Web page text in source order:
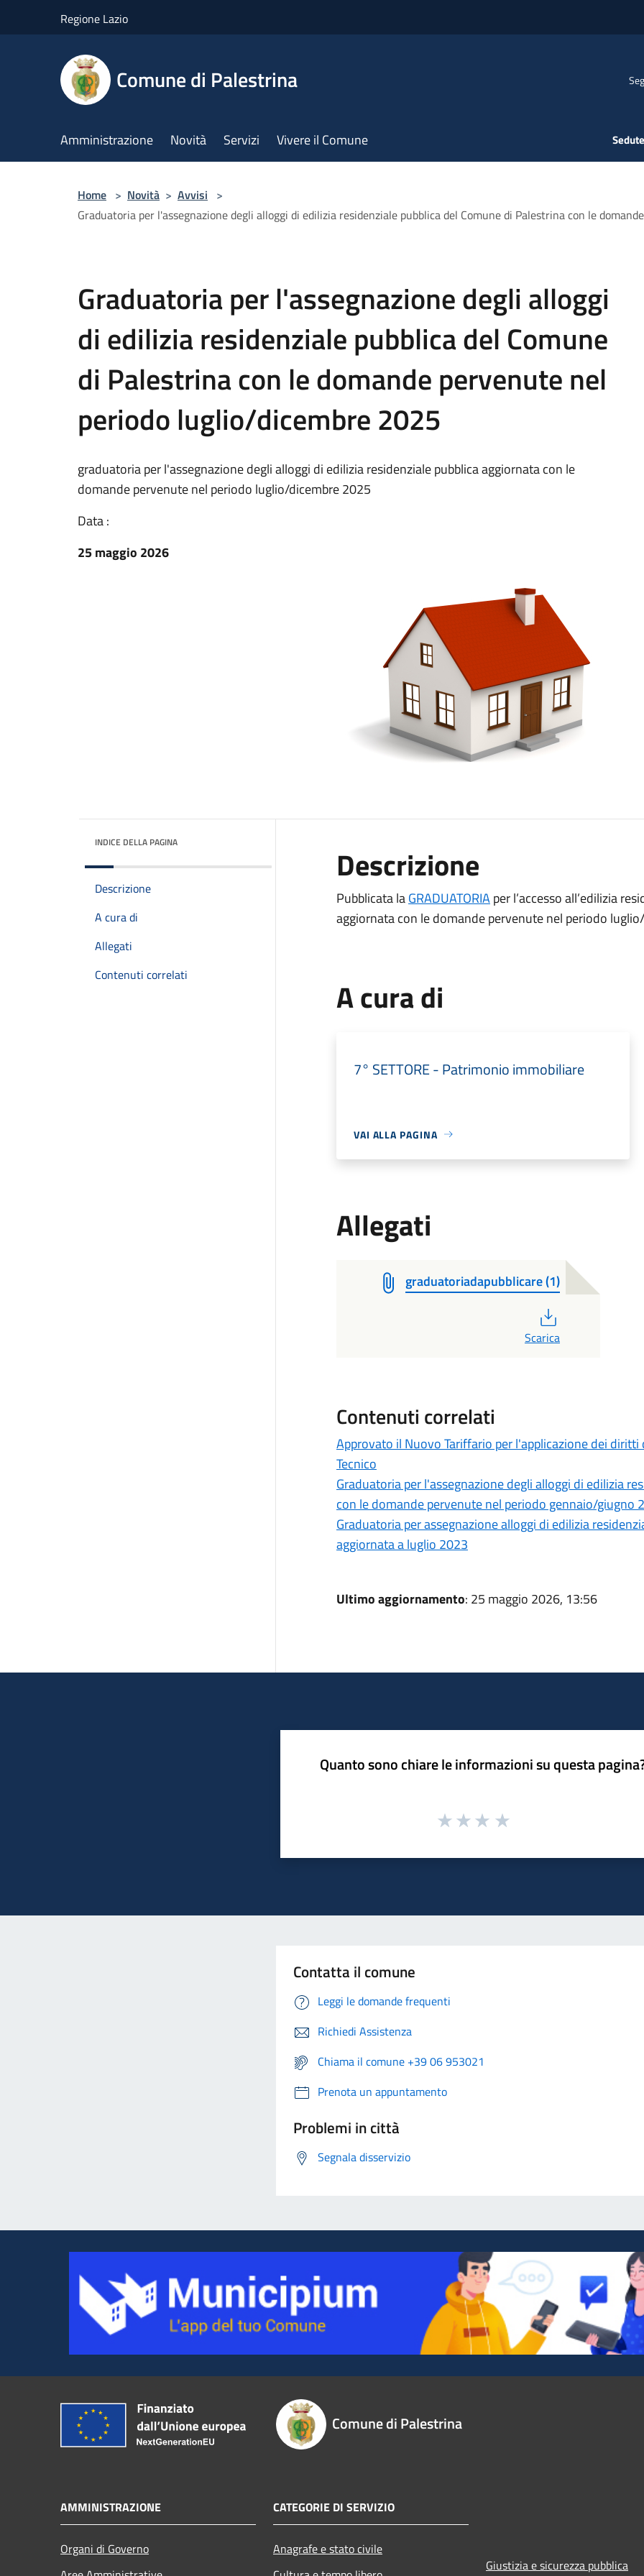
Regione Lazio
Comune di Palestrina
Amministrazione Novità Servizi Vivere il Comune
Home > Novità > Avvisi >
Graduatoria per l'assegnazione degli alloggi di edilizia residenziale pubblica del Comune di Palestrina con le
Graduatoria per l'assegnazione degli alloggi
di edilizia residenziale pubblica del Comune
di Palestrina con le domande pervenute nel
periodo luglio/dicembre 2025
graduatoria per l'assegnazione degli alloggi di edilizia residenziale pubblica aggiornata con le
domande pervenute nel periodo luglio/dicembre 2025
Data :
25 maggio 2026
INDICE DELLA PAGINA
Descrizione
A cura di
Allegati
Contenuti correlati
Descrizione
Pubblicata laGRADUATORIAper l’accesso all’edilizia
aggiornata con le domande pervenute nel periodo
A cura di
7° SETTORE - Patrimonio immobiliare
VAI ALLA PAGINA
Allegati
graduatoriadapubblicare (1)
Scarica
Contenuti correlati
Approvato il Nuovo Tariffario per l'applicazione dei
Tecnico
Graduatoria per l'assegnazione degli alloggi di edilizia
con le domande pervenute nel periodo gennaio/giugno
Graduatoria per assegnazione alloggi di edilizia
aggiornata a luglio 2023
Ultimo aggiornamento: 25 maggio 2026, 13:56
Quanto sono chiare le informazioni su questa
Contatta il comune
Leggi le domande frequenti
Richiedi Assistenza
Chiama il comune +39 06 953021
Prenota un appuntamento
Problemi in città
Segnala disservizio
Comune di Palestrina
AMMINISTRAZIONE
Organi di Governo
CATEGORIE DI SERVIZIO
Anagrafe e stato civile
Giustizia e sicurezza pubblica